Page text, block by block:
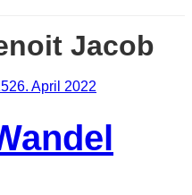
Jacob
26. April 2022